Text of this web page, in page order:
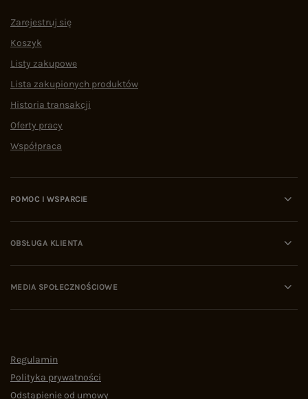
Zarejestruj się
Koszyk
Listy zakupowe
Lista zakupionych produktów
Historia transakcji
Oferty pracy
Współpraca
POMOC I WSPARCIE
OBSŁUGA KLIENTA
MEDIA SPOŁECZNOŚCIOWE
Regulamin
Polityka prywatności
Odstąpienie od umowy